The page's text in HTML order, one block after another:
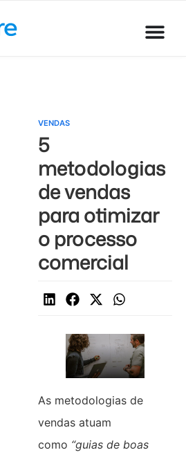
VENDAS
5
metodologias
de vendas
para otimizar
o processo
comercial
As metodologias de
vendas atuam
como “guias de boas